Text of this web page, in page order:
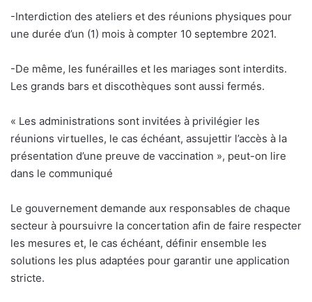
-Interdiction des ateliers et des réunions physiques pour
une durée d’un (1) mois à compter 10 septembre 2021.
-De même, les funérailles et les mariages sont interdits.
Les grands bars et discothèques sont aussi fermés.
« Les administrations sont invitées à privilégier les
réunions virtuelles, le cas échéant, assujettir l’accès à la
présentation d’une preuve de vaccination », peut-on lire
dans le communiqué
Le gouvernement demande aux responsables de chaque
secteur à poursuivre la concertation afin de faire respecter
les mesures et, le cas échéant, définir ensemble les
solutions les plus adaptées pour garantir une application
stricte.